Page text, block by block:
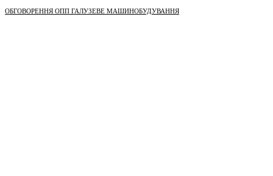
ОБГОВОРЕННЯ ОПП ГАЛУЗЕВЕ МАШИНОБУДУВАННЯ